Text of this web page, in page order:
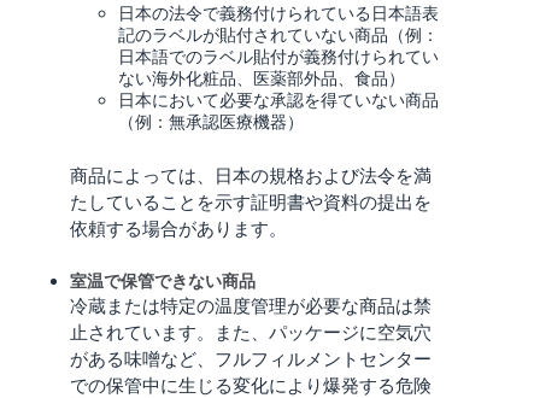
JP
English
っ
そ
く
始
る
日本の法令で義務付けられている日本語表
記のラベルが貼付されていない商品（例：
日本語でのラベル貼付が義務付けられてい
ない海外化粧品、医薬部外品、食品）
日本において必要な承認を得ていない商品
（例：無承認医療機器）
商品によっては、日本の規格および法令を満
たしていることを示す証明書や資料の提出を
依頼する場合があります。
室温で保管できない商品
冷蔵または特定の温度管理が必要な商品は禁
止されています。また、パッケージに空気穴
がある味噌など、フルフィルメントセンター
での保管中に生じる変化により爆発する危険